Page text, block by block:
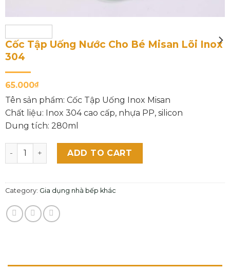
Cốc Tập Uống Nước Cho Bé Misan Lõi Inox
304
65.000₫
Tên sản phẩm: Cốc Tập Uống Inox Misan
Chất liệu: Inox 304 cao cấp, nhựa PP, silicon
Dung tích: 280ml
Cốc Tập Uống Nước Cho Bé Misan Lõi Inox 304 quantity
ADD TO CART
Category: Gia dụng nhà bếp khác